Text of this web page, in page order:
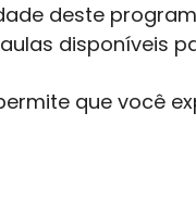
deste
disponíveis
que você